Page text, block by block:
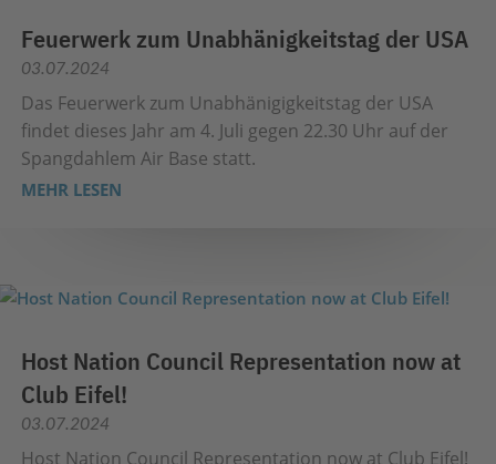
Feuerwerk zum Unabhänigkeitstag der USA
03.07.2024
Das Feuerwerk zum Unabhänigigkeitstag der USA
findet dieses Jahr am 4. Juli gegen 22.30 Uhr auf der
Spangdahlem Air Base statt.
MEHR LESEN
Host Nation Council Representation now at
Club Eifel!
03.07.2024
Host Nation Council Representation now at Club Eifel!